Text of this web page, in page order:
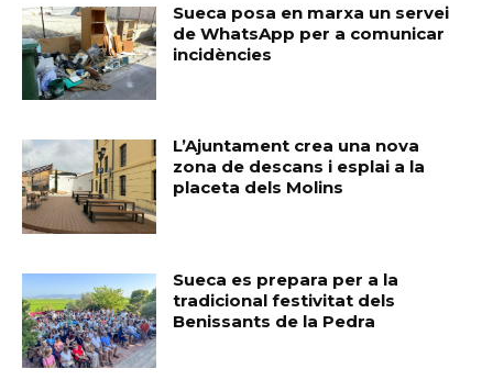
Sueca posa en marxa un servei
de WhatsApp per a comunicar
incidències
L’Ajuntament crea una nova
zona de descans i esplai a la
placeta dels Molins
Sueca es prepara per a la
tradicional festivitat dels
Benissants de la Pedra